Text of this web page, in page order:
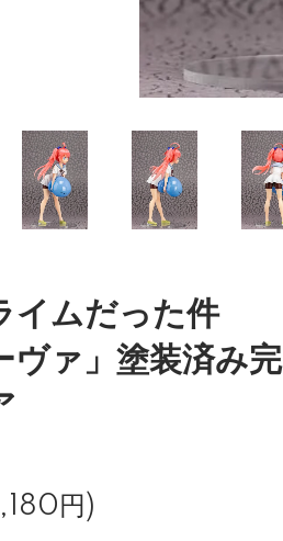
イムだった件
ヴァ」塗装済み完
円)